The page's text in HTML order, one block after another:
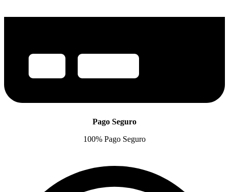
Pago Seguro
100% Pago Seguro